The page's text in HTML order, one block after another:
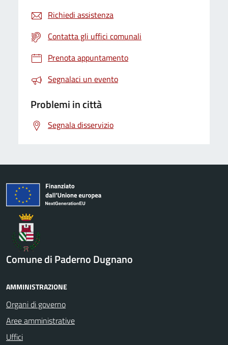
Richiedi assistenza
Contatta gli uffici comunali
Prenota appuntamento
Segnalaci un evento
Problemi in città
Segnala disservizio
Comune di Paderno Dugnano
AMMINISTRAZIONE
Organi di governo
Aree amministrative
Uffici